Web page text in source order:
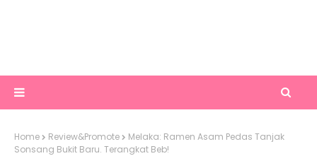
Home Review&Promote
Melaka: Ramen Asam Pedas Tanjak
Sonsang Bukit Baru. Terangkat Beb!